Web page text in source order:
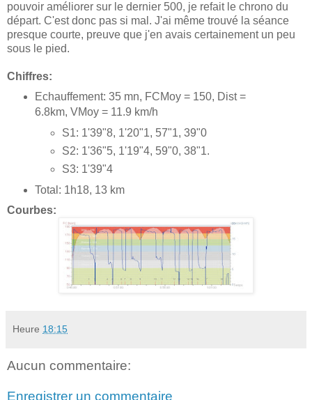
pouvoir améliorer sur le dernier 500, je refait le chrono du
départ. C'est donc pas si mal. J'ai même trouvé la séance
presque courte, preuve que j'en avais certainement un peu
sous le pied.
Chiffres:
Echauffement: 35 mn, FCMoy = 150, Dist =
6.8km, VMoy = 11.9 km/h
S1: 1'39"8, 1'20"1, 57"1, 39"0
S2: 1'36"5, 1'19"4, 59"0, 38"1.
S3: 1'39"4
Total: 1h18, 13 km
Courbes:
Heure 18:15
Aucun commentaire:
Enregistrer un commentaire